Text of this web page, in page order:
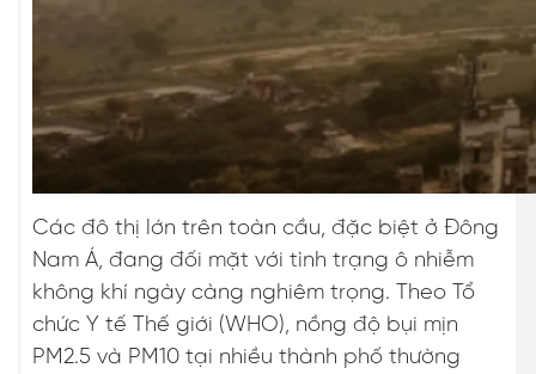
Các đô thị lớn trên toàn cầu, đặc biệt ở Đông
Nam Á, đang đối mặt với tình trạng ô nhiễm
không khí ngày càng nghiêm trọng. Theo Tổ
chức Y tế Thế giới (WHO), nồng độ bụi mịn
PM2.5 và PM10 tại nhiều thành phố thường